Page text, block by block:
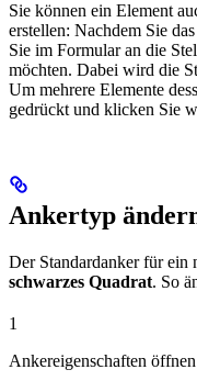
Sie können ein Element
erstellen: Nachdem Sie
Sie im Formular an die
möchten. Dabei wird die
Um mehrere Elemente
gedrückt und klicken Sie
Ankertyp
Der Standardanker für ein
schwarzes Quadrat. So
1
Ankereigenschaften öffnen